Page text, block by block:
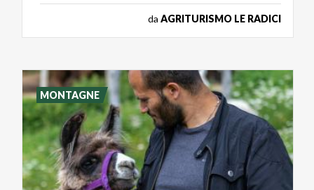
da AGRITURISMO LE RADICI
MONTAGNE